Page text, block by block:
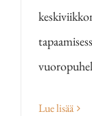
Lue lisää